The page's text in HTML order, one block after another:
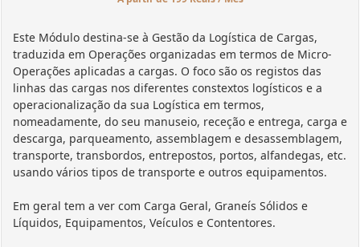
Este Módulo destina-se à Gestão da Logística de Cargas,
traduzida em Operações organizadas em termos de Micro-
Operações aplicadas a cargas. O foco são os registos das
linhas das cargas nos diferentes constextos logísticos e a
operacionalização da sua Logística em termos,
nomeadamente, do seu manuseio, receção e entrega, carga e
descarga, parqueamento, assemblagem e desassemblagem,
transporte, transbordos, entrepostos, portos, alfandegas, etc.
usando vários tipos de transporte e outros equipamentos.
Em geral tem a ver com Carga Geral, Graneís Sólidos e
Líquidos, Equipamentos, Veículos e Contentores.